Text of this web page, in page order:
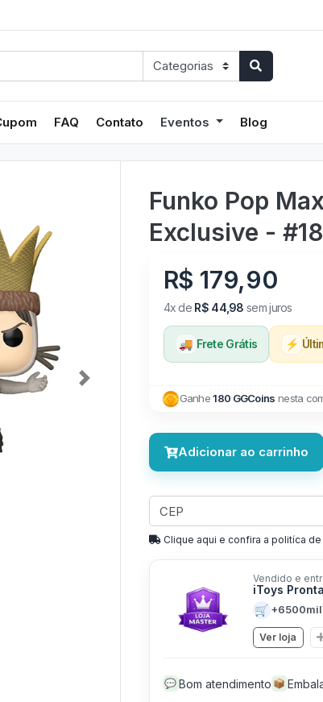
FAQ Contato Eventos Blog
Next
Funko Pop
Exclusive -
R$ 179,90
4x de R$ 44,98 sem juros
🚚 Frete Grátis ⚡
Ganhe180 GGCoins nesta
Adicionar ao carrinho
Clique aqui e confira a politíca
Vendido e
iToys
🛒 +6500mil
Ver loja
💬 Bom atendimento 📦